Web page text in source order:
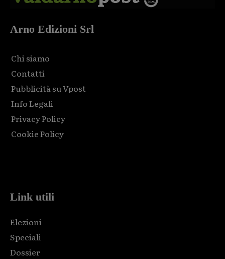
Arno Edizioni Srl
Chi siamo
Contatti
Pubblicità su Vpost
Info Legali
Privacy Policy
Cookie Policy
Link utili
Elezioni
Speciali
Dossier